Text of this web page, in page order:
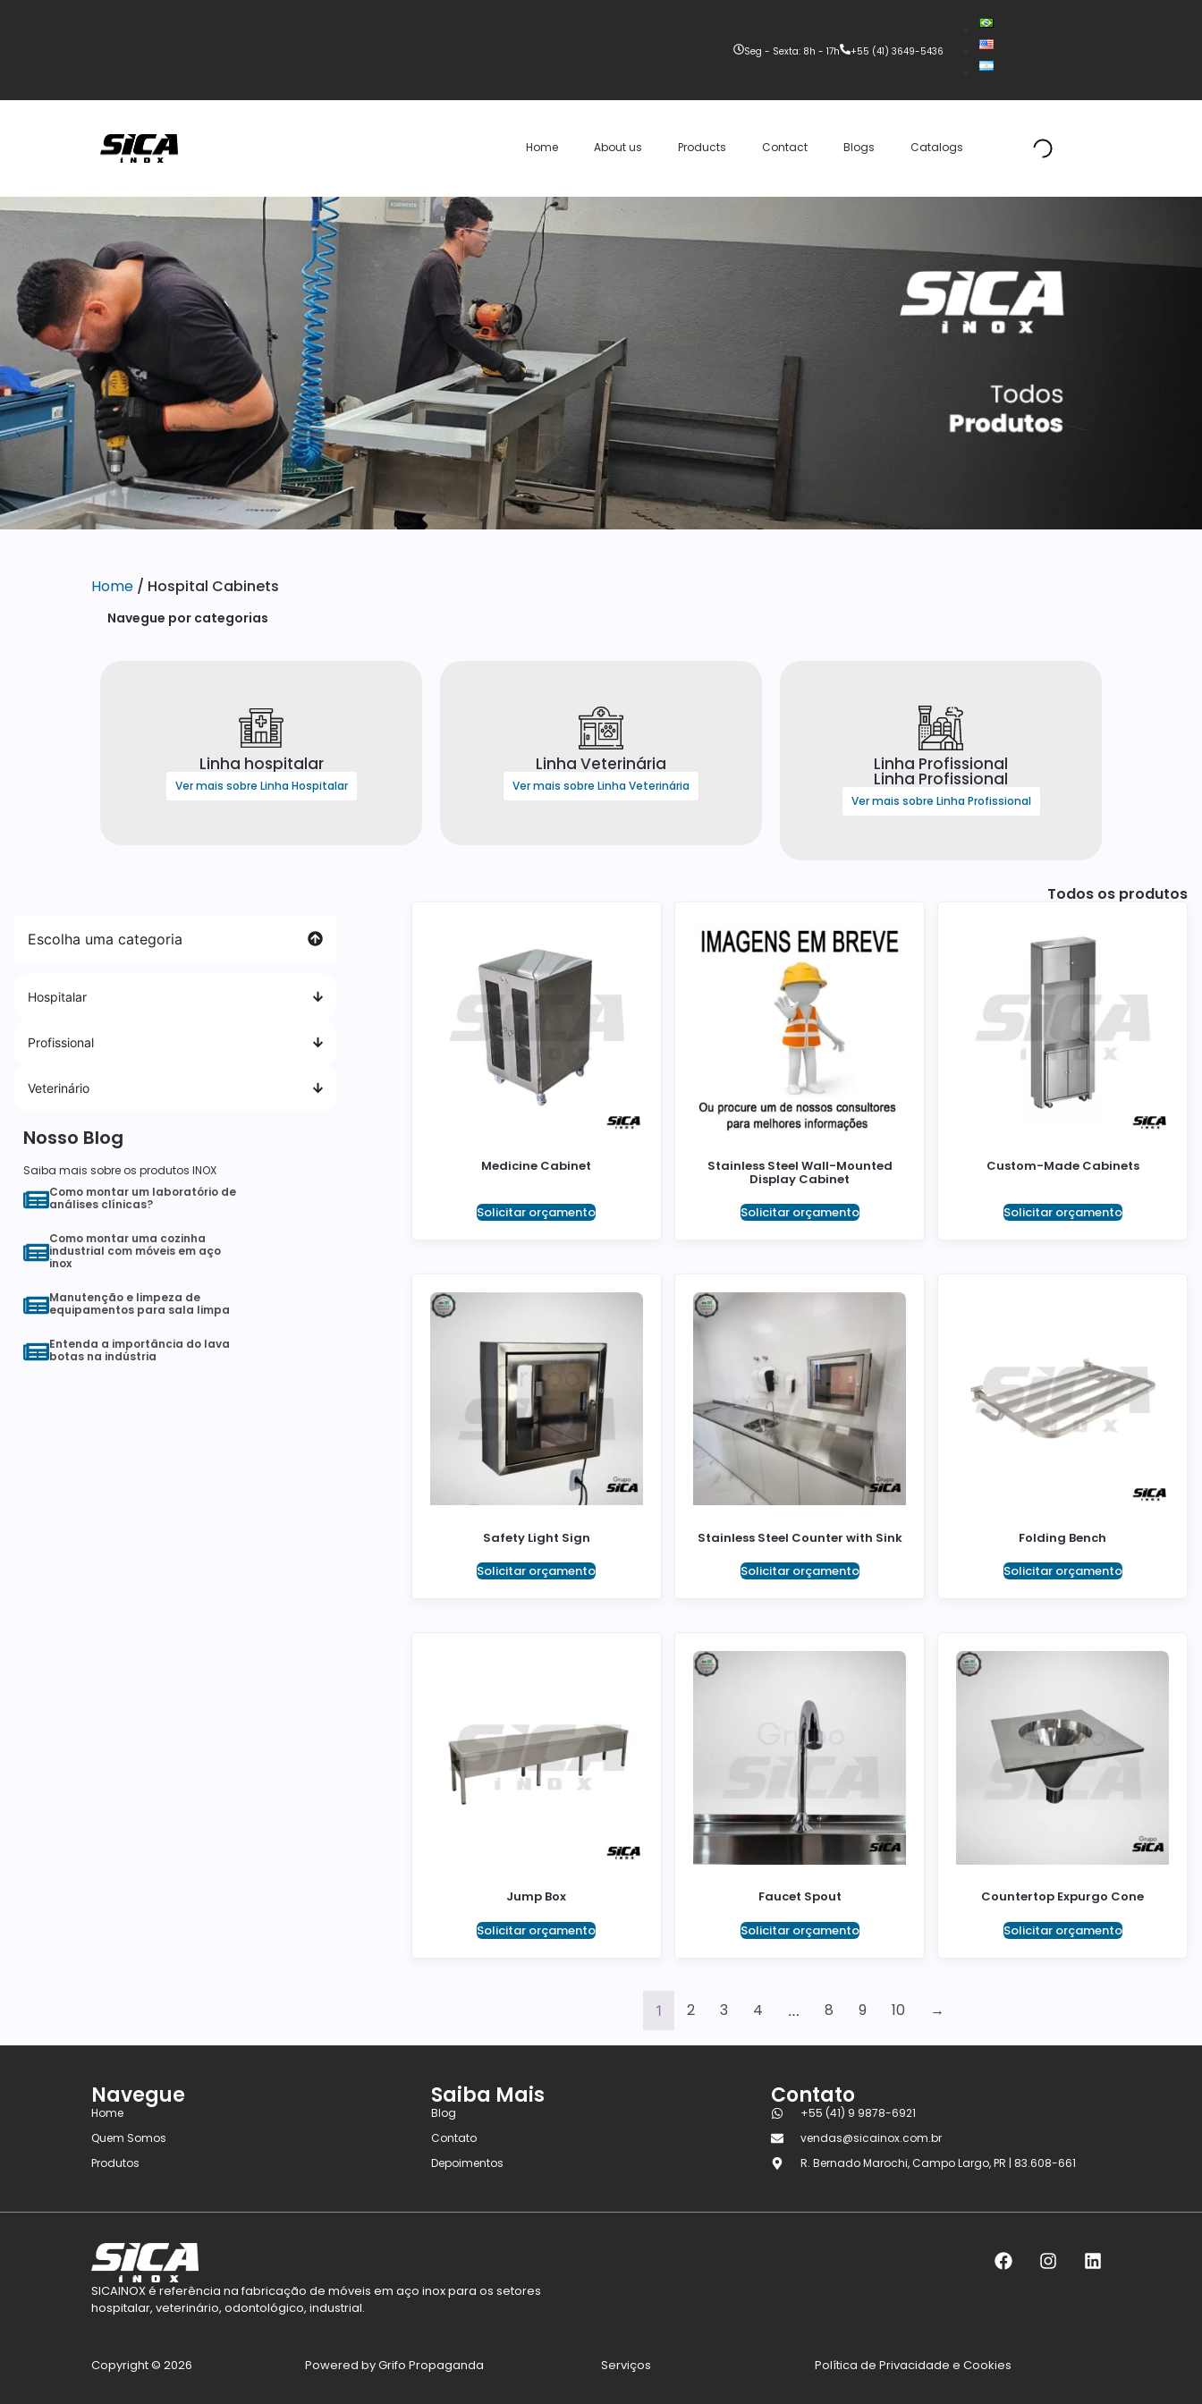
Seg - Sexta: 8h - 17h +55 (41) 3649-5436
Home About us Products Contact Blogs Catalogs
Home / Hospital Cabinets
Navegue por categorias
Linha hospitalar
Ver mais sobre Linha Hospitalar
Linha Veterinária
Ver mais sobre Linha Veterinária
Linha Profissional
Linha Profissional
Ver mais sobre Linha Profissional
Escolha uma categoria
Hospitalar
Profissional
Veterinário
Nosso Blog
Saiba mais sobre os produtos INOX
Como montar um laboratório de
análises clínicas?
Como montar uma cozinha
industrial com móveis em aço
inox
Manutenção e limpeza de
equipamentos para sala limpa
Entenda a importância do lava
botas na indústria
Todos os produtos
Medicine Cabinet
Solicitar orçamento
Stainless Steel Wall-Mounted
Display Cabinet
Solicitar orçamento
Custom-Made Cabinets
Solicitar orçamento
Safety Light Sign
Solicitar orçamento
Stainless Steel Counter with Sink
Solicitar orçamento
Folding Bench
Solicitar orçamento
Jump Box
Solicitar orçamento
Faucet Spout
Solicitar orçamento
Countertop Expurgo Cone
Solicitar orçamento
1 2 3 4 … 8 9 10 →
Navegue
Home
Quem Somos
Produtos
Saiba Mais
Blog
Contato
Depoimentos
Contato
+55 (41) 9 9878-6921
vendas@sicainox.com.br
R. Bernado Marochi, Campo Largo, PR | 83.608-661
SICAINOX é referência na fabricação de móveis em aço inox para os setores
hospitalar, veterinário, odontológico, industrial.
Copyright © 2026 Powered by Grifo Propaganda Serviços Política de Privacidade e Cookies